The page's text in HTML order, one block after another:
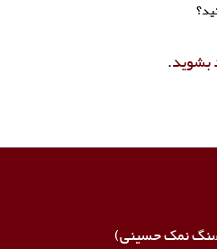
بشوید.
نمک حسینی)